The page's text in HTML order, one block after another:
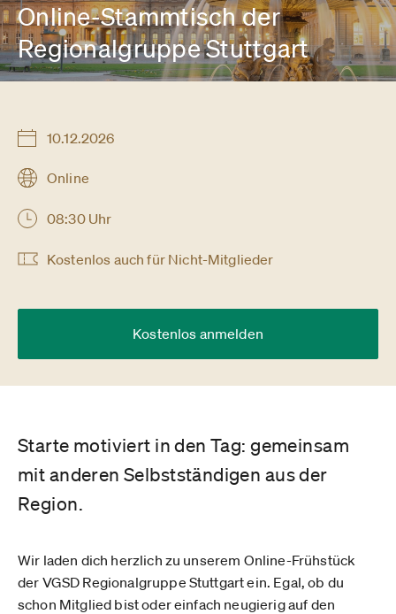
Online-Stammtisch der
Regionalgruppe Stuttgart
10.12.2026
Online
08:30 Uhr
Kostenlos auch für Nicht-Mitglieder
Kostenlos anmelden
Starte motiviert in den Tag: gemeinsam
mit anderen Selbstständigen aus der
Region.
Wir laden dich herzlich zu unserem Online-Frühstück
der VGSD Regionalgruppe Stuttgart ein. Egal, ob du
schon Mitglied bist oder einfach neugierig auf den